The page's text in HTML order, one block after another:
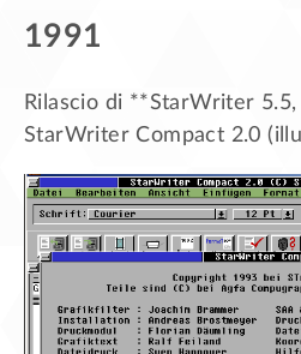
1991
Rilascio di **StarWriter
StarWriter Compact 2.0